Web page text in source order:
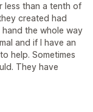
less than a tenth of
created had
the whole way
and if I have an
help. Sometimes
They have